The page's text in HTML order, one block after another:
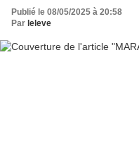
Publié le 08/05/2025 à 20:58
Par leleve